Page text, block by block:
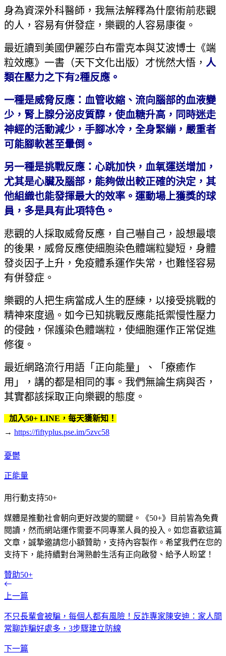
身為資深外科醫師，我無法解釋為什麼術前悲觀
的人，容易有併發症，樂觀的人容易康復。
最近讀到美國伊麗莎白布雷克本與艾波博士《端
粒效應》一書（天下文化出版）才恍然大悟， 人
類在壓力之下有2種反應。
一種是威脅反應：血管收縮、流向腦部的血液變
少，腎上腺分泌皮質醇，使血糖升高，同時迷走
神經的活動減少，手腳冰冷，全身緊繃，嚴重者
可能腳軟甚至暈倒。
另一種是挑戰反應：心跳加快，血氧運送增加，
尤其是心臟及腦部，能夠做出較正確的決定，其
他組織也能發揮最大的效率。運動場上獲獎的球
員，多是具有此項特色。
悲觀的人採取威脅反應，自己嚇自己，設想最壞
的後果，威脅反應使細胞染色體端粒變短，身體
發炎因子上升，免疫體系運作失常，也難怪容易
有併發症。
樂觀的人把生病當成人生的歷練，以接受挑戰的
精神來度過。如今已知挑戰反應能抵禦慢性壓力
的侵蝕，保護染色體端粒，使細胞運作正常促進
修復。
最近網路流行用語「正向能量」、「療癒作
用」，講的都是相同的事。我們無論生病與否，
其實都該採取正向樂觀的態度。
加入50+ LINE，每天獲新知！
→ https://fiftyplus.pse.im/5zvc58
憂鬱
正能量
用行動支持50+
媒體是推動社會朝向更好改變的關鍵。《50+》目前皆為免費
閱讀，然而網站運作需要不同專業人員的投入。如您喜歡這篇
文章，誠摯邀請您小額贊助，支持內容製作。希望我們在您的
支持下，能持續對台灣熟齡生活有正向啟發、給予人盼望！
贊助50+
上一篇
不只長輩會被騙，每個人都有風險！反詐專家陳安迪：家人間
常聊詐騙好處多，3步驟建立防線
下一篇